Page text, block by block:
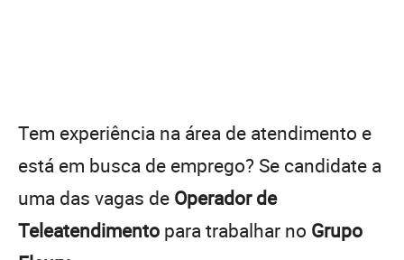
Tem experiência na área de atendimento e
está em busca de emprego? Se candidate a
uma das vagas de Operador de
Teleatendimento para trabalhar no Grupo